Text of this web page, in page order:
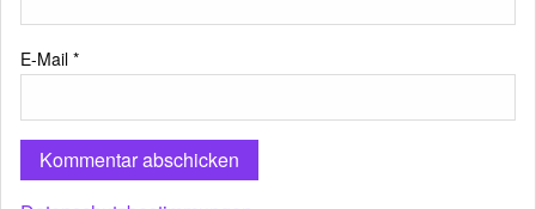
E-Mail *